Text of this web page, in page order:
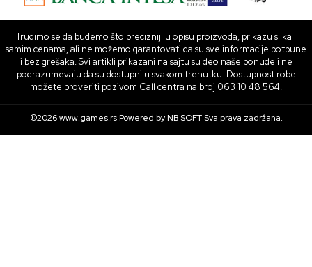
Trudimo se da budemo što precizniji u opisu proizvoda, prikazu slika i
samim cenama, ali ne možemo garantovati da su sve informacije potpune
i bez grešaka. Svi artikli prikazani na sajtu su deo naše ponude i ne
podrazumevaju da su dostupni u svakom trenutku. Dostupnost robe
možete proveriti pozivom Call centra na broj 063 10 48 564.
©2026www.games.rs Powered byNB SOFTSva prava zadržana.